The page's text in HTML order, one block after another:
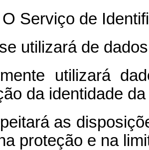
Serviço de
utilizará de
utilizará
da identidade
as
proteção e na